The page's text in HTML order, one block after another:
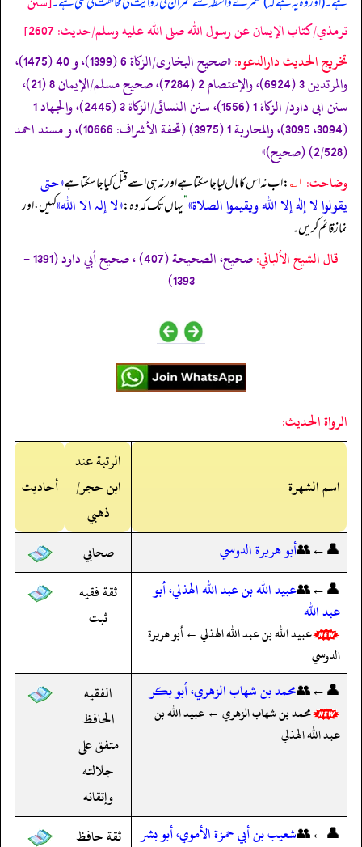
ترمذي/كتاب الإيمان عن رسول الله صلى الله عليه وسلم/حدیث: 2607]
تخریج الحدیث دارالدعوہ:
«صحیح البخاری/الزکاة 6 (1399)، و 40 (1475)،
والمرتدین 3 (6924)، والإعتصام 2 (7284)، صحیح مسلم/الإیمان 8 (21)،
سنن ابی داود/ الزکاة 1 (1556)، سنن النسائی/الزکاة 3 (2445)، والجھاد 1
(3094، 3095)، والمحاربة 1 (3975) (تحفة الأشراف: 10666)، و مسند احمد
(2/528) (صحیح)»
وضاحت: ۱؎ : اب نہ اس کا مال لیا جا سکتا ہے اور نہ ہی اسے قتل کیا جا سکتا ہے«حتى
يقولوا لا إله إلا الله ويقيموا الصلاة»”یہاں تک کہ وہ:«لا إلہ الا اللہ»کہیں، اور
نماز قائم کریں۔
قال الشيخ الألباني:
صحيح، الصحيحة (407) ، صحيح أبي داود (1391 -
1393)
الرواة الحديث:
اسم الشهرة
الرتبة عند
ابن حجر/
ذهبي
أحاديث
👤←👥أبو هريرة الدوسي
صحابي
👤←👥عبيد الله بن عبد الله الهذلي، أبو
عبد الله
عبيد الله بن عبد الله الهذلي ← أبو هريرة
الدوسي
ثقة فقيه
ثبت
👤←👥محمد بن شهاب الزهري، أبو بكر
محمد بن شهاب الزهري ← عبيد الله بن
عبد الله الهذلي
الفقيه
الحافظ
متفق على
جلالته
وإتقانه
👤←👥شعيب بن أبي حمزة الأموي، أبو بشر ثقة حافظ